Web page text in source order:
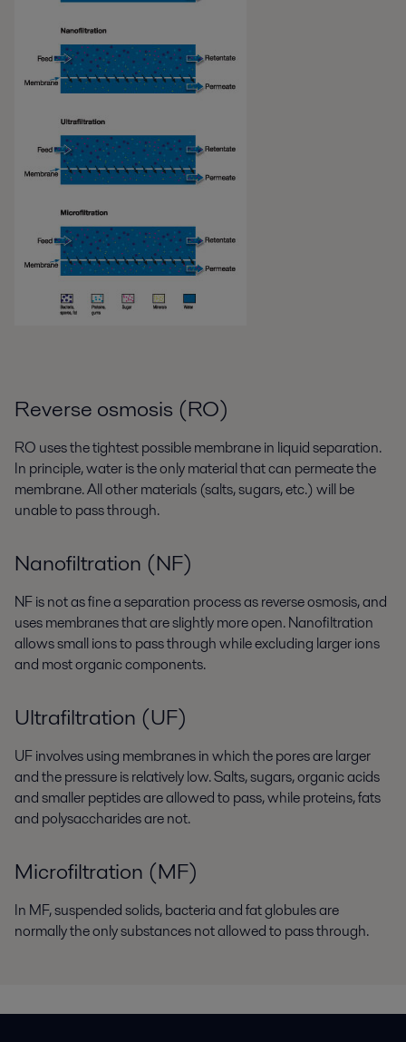
Reverse osmosis (RO)
RO uses the tightest possible membrane in liquid separation.
In principle, water is the only material that can permeate the
membrane. All other materials (salts, sugars, etc.) will be
unable to pass through.
Nanofiltration (NF)
NF is not as fine a separation process as reverse osmosis, and
uses membranes that are slightly more open. Nanofiltration
allows small ions to pass through while excluding larger ions
and most organic components.
Ultrafiltration (UF)
UF involves using membranes in which the pores are larger
and the pressure is relatively low. Salts, sugars, organic acids
and smaller peptides are allowed to pass, while proteins, fats
and polysaccharides are not.
Microfiltration (MF)
In MF, suspended solids, bacteria and fat globules are
normally the only substances not allowed to pass through.